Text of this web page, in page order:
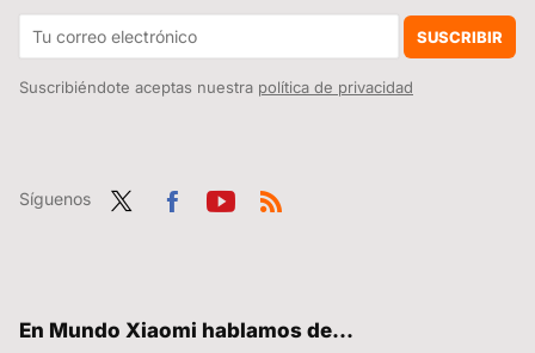
Xiaomi se apunta otra victoria en el mercado chino, en el que no tiene rival en este segmento
SUSCRIBIR
Suscribiéndote aceptas nuestra política de privacidad
Síguenos
En Mundo Xiaomi hablamos de...